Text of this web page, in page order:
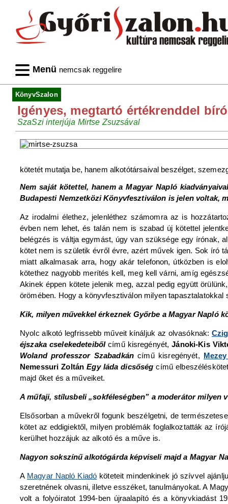
Menü nemcsak reggelire
KönyvSzalon
Igényes, megtartó értékrenddel
SzaSzi interjúja Mirtse Zsuzsával
kötetét mutatja be, hanem alkotótársaival beszélget,
Nem saját kötettel, hanem a Magyar Napló
Budapesti Nemzetközi Könyvfesztiválon is jelen voltak,
Az irodalmi élethez, jelenléthez számomra az is
évben nem lehet, és talán nem is szabad új kötettel
belégzés is váltja egymást, úgy van szüksége egy írónak,
kötet nem is születik évről évre, azért művek igen. Sok író
miatt alkalmasak arra, hogy akár telefonon, útközben is
kötethez nagyobb merítés kell, meg kell várni, amíg
Akinek éppen kötete jelenik meg, azzal pedig együtt
örömében. Hogy a könyvfesztiválon milyen
Kik, milyen művekkel érkeznek Győrbe a Magyar Napló
Nyolc alkotó legfrissebb műveit kínáljuk az olvasóknak:
éjszaka cselekedeteibőlcímű kisregényét,Jánoki-Kis
Woland professzor Szabadkán című kisregényét,
Nemessuri ZoltánEgy láda dicsőség című
majd őket és a műveiket.
A műfaji, stílusbeli „sokféleségben” a moderátor milyen
Elsősorban a művekről fogunk beszélgetni, de
kötet az eddigiektől, milyen problémák foglalkoztatták az
kerülhet hozzájuk az alkotó és a műve is.
Nagyon sokszínű alkotógárda képviseli majd a Magyar
A Magyar Napló Kiadó köteteit mindenkinek jó szívvel
szeretnének olvasni, illetve esszéket, tanulmányokat. A
volt a folyóiratot 1994-ben újraalapító és a könyvkiadást